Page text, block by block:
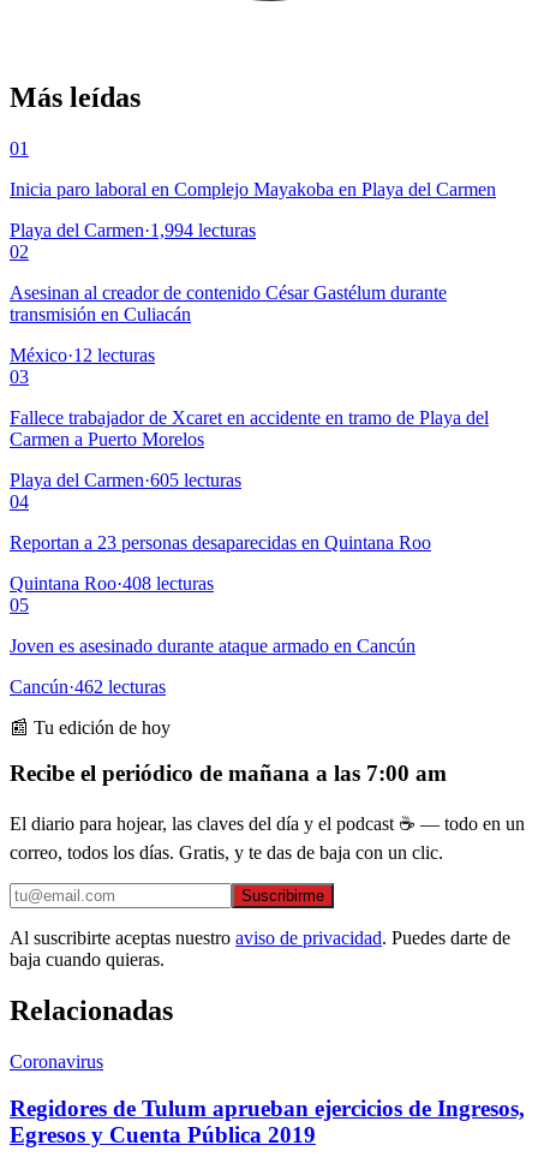
Más leídas
01
Inicia paro laboral en Complejo Mayakoba en Playa del Carmen
Playa del Carmen·1,994 lecturas
02
Asesinan al creador de contenido César Gastélum durante
transmisión en Culiacán
México·12 lecturas
03
Fallece trabajador de Xcaret en accidente en tramo de Playa del
Carmen a Puerto Morelos
Playa del Carmen·605 lecturas
04
Reportan a 23 personas desaparecidas en Quintana Roo
Quintana Roo·408 lecturas
05
Joven es asesinado durante ataque armado en Cancún
Cancún·462 lecturas
📰 Tu edición de hoy
Recibe el periódico de mañana a las 7:00 am
El diario para hojear, las claves del día y el podcast ☕ — todo en un
correo, todos los días. Gratis, y te das de baja con un clic.
Suscribirme
Al suscribirte aceptas nuestro aviso de privacidad. Puedes darte de
baja cuando quieras.
Relacionadas
Coronavirus
Regidores de Tulum aprueban ejercicios de Ingresos,
Egresos y Cuenta Pública 2019